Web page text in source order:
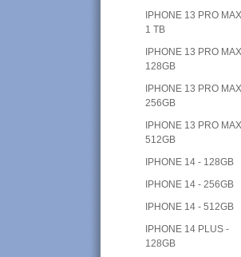
IPHONE 13 PRO
1 TB
IPHONE 13 PRO
128GB
IPHONE 13 PRO
256GB
IPHONE 13 PRO
512GB
IPHONE 14 - 128GB
IPHONE 14 - 256GB
IPHONE 14 - 512GB
IPHONE 14 PLUS -
128GB